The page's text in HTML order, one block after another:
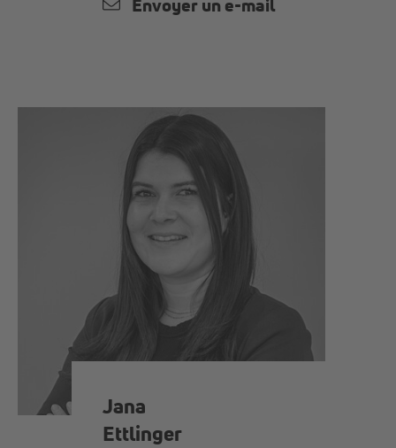
Jana
Ettlinger